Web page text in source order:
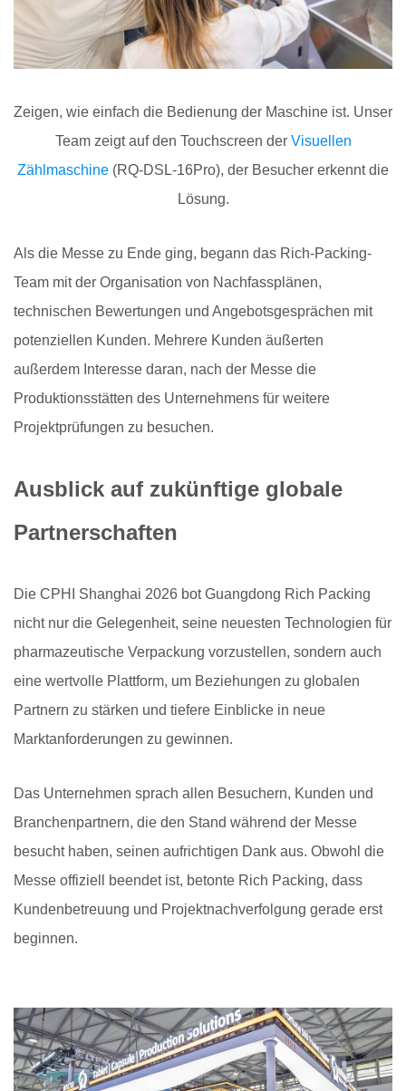
Zeigen, wie einfach die Bedienung der Maschine ist. Unser
Team zeigt auf den Touchscreen der Visuellen
Zählmaschine (RQ-DSL-16Pro), der Besucher erkennt die
Lösung.
Als die Messe zu Ende ging, begann das Rich-Packing-
Team mit der Organisation von Nachfassplänen,
technischen Bewertungen und Angebotsgesprächen mit
potenziellen Kunden. Mehrere Kunden äußerten
außerdem Interesse daran, nach der Messe die
Produktionsstätten des Unternehmens für weitere
Projektprüfungen zu besuchen.
Ausblick auf zukünftige globale
Partnerschaften
Die CPHI Shanghai 2026 bot Guangdong Rich Packing
nicht nur die Gelegenheit, seine neuesten Technologien für
pharmazeutische Verpackung vorzustellen, sondern auch
eine wertvolle Plattform, um Beziehungen zu globalen
Partnern zu stärken und tiefere Einblicke in neue
Marktanforderungen zu gewinnen.
Das Unternehmen sprach allen Besuchern, Kunden und
Branchenpartnern, die den Stand während der Messe
besucht haben, seinen aufrichtigen Dank aus. Obwohl die
Messe offiziell beendet ist, betonte Rich Packing, dass
Kundenbetreuung und Projektnachverfolgung gerade erst
beginnen.